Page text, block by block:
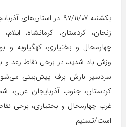
یکشنبه ۹۷/۱۱/۰۷: در
زنجان، کردستان، کرمانشاه،
چهارمحال و بختیاری، کهگیلویه و
وزش باد شدید، در برخی نقاط رعد و
سردسیر بارش برف پیش‌بینی
کردستان، جنوب آذربایجان غربی،
غرب چهارمحال و بختیاری، برخی
است/تسنیم